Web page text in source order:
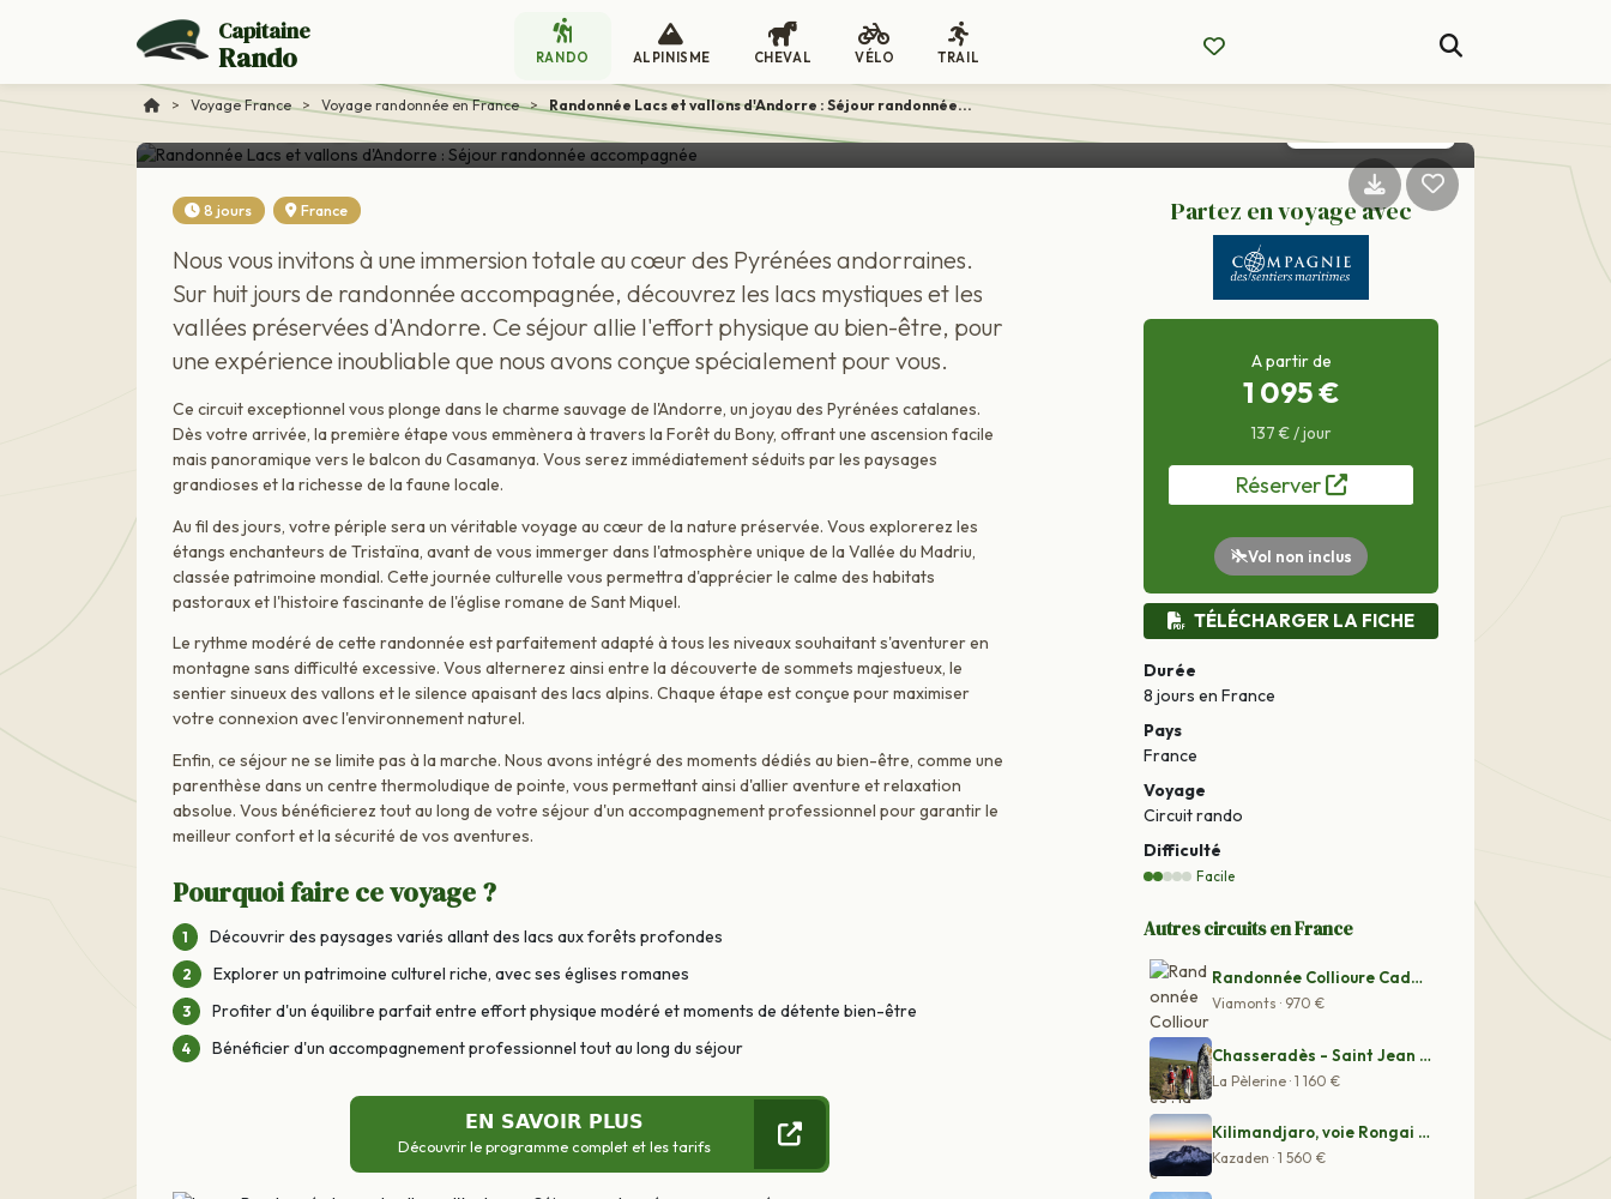
Capitaine
Rando RANDO ALPINISME CHEVAL VÉLO TRAIL
> Voyage France > Voyage randonnée en France > Randonnée Lacs et vallons d'Andorre : Séjour randonnée...
Voyage France
Randonnée Lacs et vallons d'Andorre : Séjour randonnée
accompagnée
8 jours France
Nous vous invitons à une immersion totale au cœur des Pyrénées andorraines.
Sur huit jours de randonnée accompagnée, découvrez les lacs mystiques et les
vallées préservées d'Andorre. Ce séjour allie l'effort physique au bien-être, pour
une expérience inoubliable que nous avons conçue spécialement pour vous.
Ce circuit exceptionnel vous plonge dans le charme sauvage de l'Andorre, un joyau des Pyrénées catalanes.
Dès votre arrivée, la première étape vous emmènera à travers la Forêt du Bony, offrant une ascension facile
mais panoramique vers le balcon du Casamanya. Vous serez immédiatement séduits par les paysages
grandioses et la richesse de la faune locale.
Au fil des jours, votre périple sera un véritable voyage au cœur de la nature préservée. Vous explorerez les
étangs enchanteurs de Tristaïna, avant de vous immerger dans l'atmosphère unique de la Vallée du Madriu,
classée patrimoine mondial. Cette journée culturelle vous permettra d'apprécier le calme des habitats
pastoraux et l'histoire fascinante de l'église romane de Sant Miquel.
Le rythme modéré de cette randonnée est parfaitement adapté à tous les niveaux souhaitant s'aventurer en
montagne sans difficulté excessive. Vous alternerez ainsi entre la découverte de sommets majestueux, le
sentier sinueux des vallons et le silence apaisant des lacs alpins. Chaque étape est conçue pour maximiser
votre connexion avec l'environnement naturel.
Enfin, ce séjour ne se limite pas à la marche. Nous avons intégré des moments dédiés au bien-être, comme une
parenthèse dans un centre thermoludique de pointe, vous permettant ainsi d'allier aventure et relaxation
absolue. Vous bénéficierez tout au long de votre séjour d'un accompagnement professionnel pour garantir le
meilleur confort et la sécurité de vos aventures.
Pourquoi faire ce voyage ?
Découvrir des paysages variés allant des lacs aux forêts profondes
Explorer un patrimoine culturel riche, avec ses églises romanes
Profiter d'un équilibre parfait entre effort physique modéré et moments de détente bien-être
Bénéficier d'un accompagnement professionnel tout au long du séjour
EN SAVOIR PLUS
Découvrir le programme complet et les tarifs
Partez en voyage avec
A partir de
1 095 €
137 € / jour
Réserver
Vol non inclus
TÉLÉCHARGER LA FICHE
Durée
8 jours en France
Pays
France
Voyage
Circuit rando
Difficulté
Facile
Autres circuits en France
Randonnée Collioure Cadaques : la côte catalane
Viamonts · 970 €
Chasseradès - Saint Jean du Gard
La Pèlerine · 1 160 €
Kilimandjaro, voie Rongai - Ascension privatisée
Kazaden · 1 560 €